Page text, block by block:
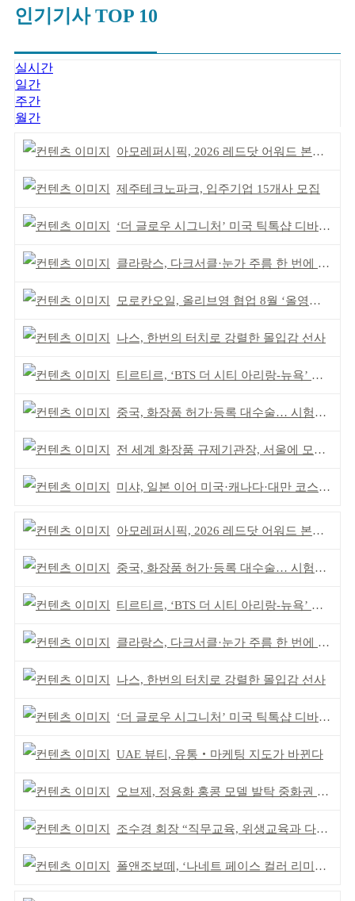
인기기사 TOP 10
실시간
일간
주간
월간
아모레퍼시픽, 2026 레드닷 어워드 본상 2개 수상
제주테크노파크, 입주기업 15개사 모집
‘더 글로우 시그니처’ 미국 틱톡샵 디바이스 부문 1위
클라랑스, 다크서클·눈가 주름 한 번에 더블 케어
모로칸오일, 올리브영 협업 8월 ‘올영픽’ 선정
나스, 한번의 터치로 강렬한 몰입감 선사
티르티르, ‘BTS 더 시티 아리랑-뉴욕’ 참여
중국, 화장품 허가·등록 대수술… 시험자료 공용 허용
전 세계 화장품 규제기관장, 서울에 모인다
미샤, 일본 이어 미국·캐나다·대만 코스트코 동시 입점
아모레퍼시픽, 2026 레드닷 어워드 본상 2개 수상
중국, 화장품 허가·등록 대수술… 시험자료 공용 허용
티르티르, ‘BTS 더 시티 아리랑-뉴욕’ 참여
클라랑스, 다크서클·눈가 주름 한 번에 더블 케어
나스, 한번의 터치로 강렬한 몰입감 선사
‘더 글로우 시그니처’ 미국 틱톡샵 디바이스 부문 1위
UAE 뷰티, 유통‧마케팅 지도가 바뀐다
오브제, 정용화 홍콩 모델 발탁 중화권 공략 강화
조수경 회장 “직무교육, 위생교육과 다르다”
폴앤조보떼, ‘나네트 페이스 컬러 리미티드’ 출시